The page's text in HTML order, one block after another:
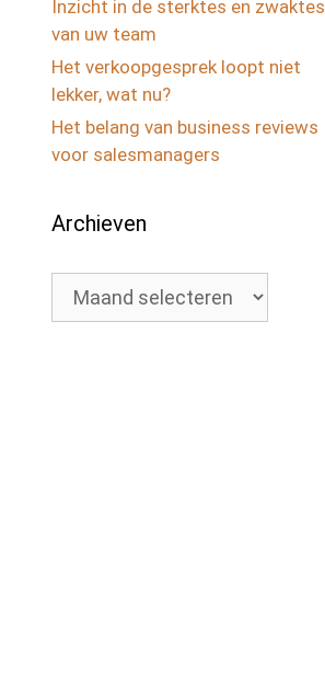
Inzicht in de sterktes en zwaktes
van uw team
Het verkoopgesprek loopt niet
lekker, wat nu?
Het belang van business reviews
voor salesmanagers
Archieven
Archieven